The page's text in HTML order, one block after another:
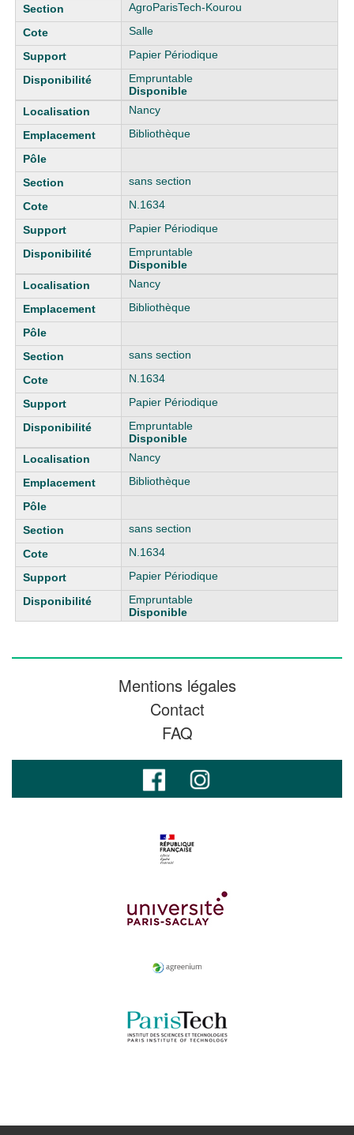
AgroParisTech-Kourou
Salle
Papier Périodique
Empruntable
Disponible
Nancy
Bibliothèque
sans section
N.1634
Papier Périodique
Empruntable
Disponible
Nancy
Bibliothèque
sans section
N.1634
Papier Périodique
Empruntable
Disponible
Nancy
Bibliothèque
sans section
N.1634
Papier Périodique
Empruntable
Disponible
Mentions légales
Contact
FAQ